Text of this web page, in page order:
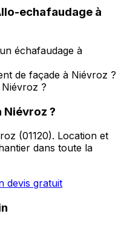
echafaudage à
échafaudage à
de façade à Niévroz ?
?
Niévroz ?
(01120). Location et
dans toute la
devis gratuit